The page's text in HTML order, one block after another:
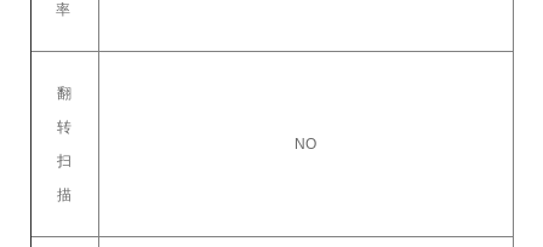
率
翻
转
扫
描
NO